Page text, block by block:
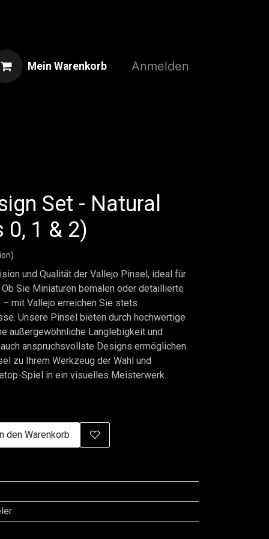
Mein Warenkorb Anmelden
Set - Natural
0, 1 & 2)
und Qualität der Vallejo Pinsel, ideal für
Sie Miniaturen bemalen oder detaillierte
mit Vallejo erreichen Sie stets
Unsere Pinsel bieten durch hochwertige
außergewöhnliche Langlebigkeit und
anspruchsvollste Designs ermöglichen.
zu Ihrem Werkzeug der Wahl und
Spiel in ein visuelles Meisterwerk.
den Warenkorb